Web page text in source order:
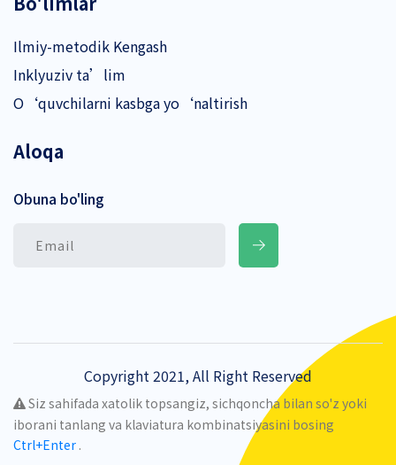
Ilmiy-metodik Kengash
Inklyuziv ta’lim
O‘quvchilarni kasbga yo‘naltirish
Aloqa
Obuna bo'ling
Copyright 2021, All Right Reserved
Siz sahifada xatolik topsangiz, sichqoncha bilan so'z yoki
iborani tanlang va klaviatura kombinatsiyasini bosing
Ctrl+Enter .